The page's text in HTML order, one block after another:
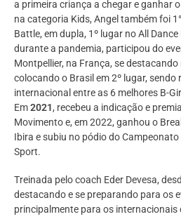
a primeira criança a chegar e ganhar
na categoria Kids, Angel também foi
Battle, em dupla, 1º lugar no All
durante a pandemia, participou do
Montpellier, na França, se
colocando o Brasil em 2º lugar,
internacional entre as 6 melhores B-
Em2021, recebeu a indicação e
Movimento e, em 2022, ganhou o
Ibira e subiu no pódio do
Sport.
Treinada pelo coach Eder Devesa,
destacando e se preparando para os
principalmente para os internacionais